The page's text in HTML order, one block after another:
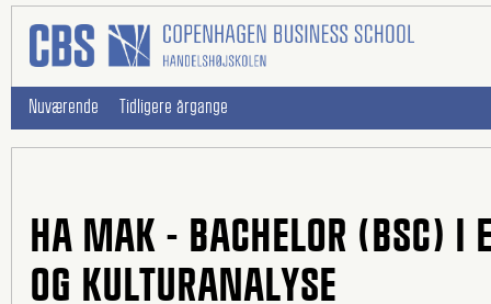
Nuværende Tidligere årgange
HA MAK - BACHELOR (BSC) I
OG KULTURANALYSE